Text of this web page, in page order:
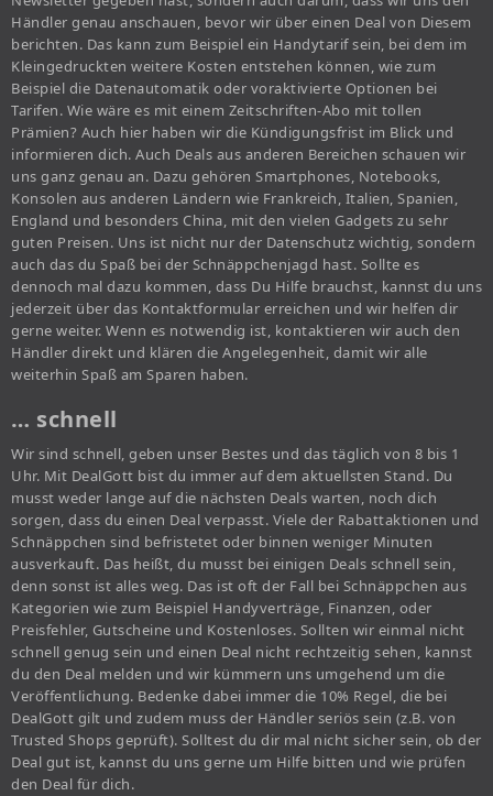
Händler genau anschauen, bevor wir über einen Deal von Diesem
berichten. Das kann zum Beispiel ein Handytarif sein, bei dem im
Kleingedruckten weitere Kosten entstehen können, wie zum
Beispiel die Datenautomatik oder voraktivierte Optionen bei
Tarifen. Wie wäre es mit einem Zeitschriften-Abo mit tollen
Prämien? Auch hier haben wir die Kündigungsfrist im Blick und
informieren dich. Auch Deals aus anderen Bereichen schauen wir
uns ganz genau an. Dazu gehören Smartphones, Notebooks,
Konsolen aus anderen Ländern wie Frankreich, Italien, Spanien,
England und besonders China, mit den vielen Gadgets zu sehr
guten Preisen. Uns ist nicht nur der Datenschutz wichtig, sondern
auch das du Spaß bei der Schnäppchenjagd hast. Sollte es
dennoch mal dazu kommen, dass Du Hilfe brauchst, kannst du uns
jederzeit über das Kontaktformular erreichen und wir helfen dir
gerne weiter. Wenn es notwendig ist, kontaktieren wir auch den
Händler direkt und klären die Angelegenheit, damit wir alle
weiterhin Spaß am Sparen haben.
… schnell
Wir sind schnell, geben unser Bestes und das täglich von 8 bis 1
Uhr. Mit DealGott bist du immer auf dem aktuellsten Stand. Du
musst weder lange auf die nächsten Deals warten, noch dich
sorgen, dass du einen Deal verpasst. Viele der Rabattaktionen und
Schnäppchen sind befristetet oder binnen weniger Minuten
ausverkauft. Das heißt, du musst bei einigen Deals schnell sein,
denn sonst ist alles weg. Das ist oft der Fall bei Schnäppchen aus
Kategorien wie zum Beispiel Handyverträge, Finanzen, oder
Preisfehler, Gutscheine und Kostenloses. Sollten wir einmal nicht
schnell genug sein und einen Deal nicht rechtzeitig sehen, kannst
du den Deal melden und wir kümmern uns umgehend um die
Veröffentlichung. Bedenke dabei immer die 10% Regel, die bei
DealGott gilt und zudem muss der Händler seriös sein (z.B. von
Trusted Shops geprüft). Solltest du dir mal nicht sicher sein, ob der
Deal gut ist, kannst du uns gerne um Hilfe bitten und wie prüfen
den Deal für dich.